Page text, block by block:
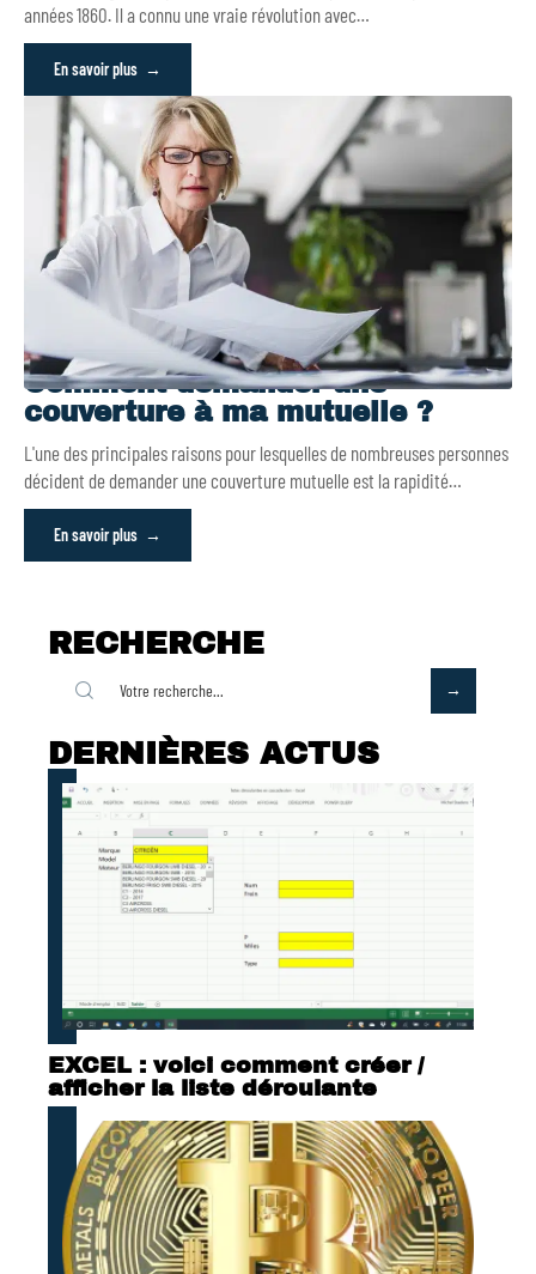
années 1860. Il a connu une vraie révolution avec…
En savoir plus
Comment demander une
couverture à ma mutuelle ?
L'une des principales raisons pour lesquelles de nombreuses personnes
décident de demander une couverture mutuelle est la rapidité…
En savoir plus
RECHERCHE
DERNIÈRES ACTUS
EXCEL : voici comment créer /
afficher la liste déroulante